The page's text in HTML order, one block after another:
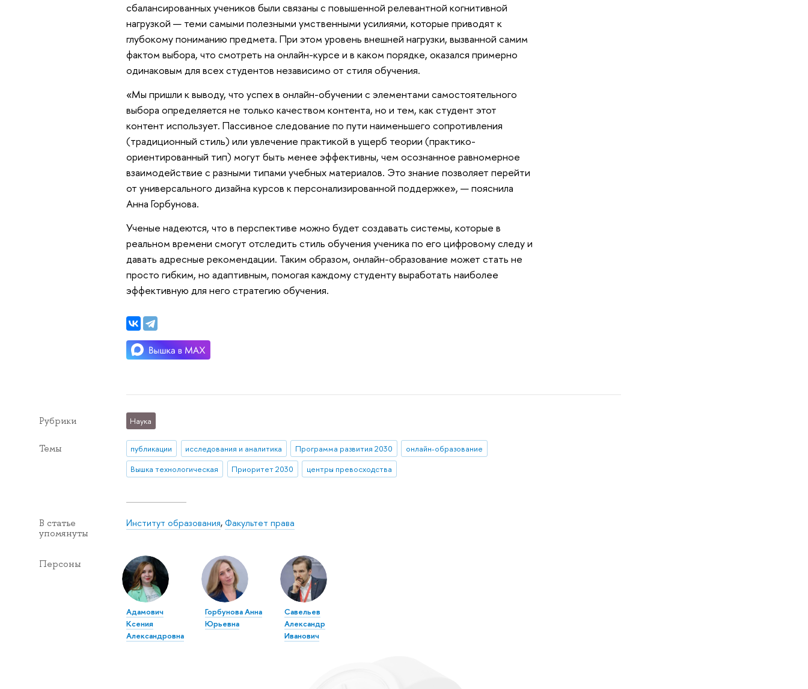
сбалансированных учеников были связаны с повышенной релевантной когнитивной
нагрузкой — теми самыми полезными умственными усилиями, которые приводят к
глубокому пониманию предмета. При этом уровень внешней нагрузки, вызванной самим
фактом выбора, что смотреть на онлайн-курсе и в каком порядке, оказался примерно
одинаковым для всех студентов независимо от стиля обучения.
«Мы пришли к выводу, что успех в онлайн-обучении с элементами самостоятельного
выбора определяется не только качеством контента, но и тем, как студент этот
контент использует. Пассивное следование по пути наименьшего сопротивления
(традиционный стиль) или увлечение практикой в ущерб теории (практико-
ориентированный тип) могут быть менее эффективны, чем осознанное равномерное
взаимодействие с разными типами учебных материалов. Это знание позволяет перейти
от универсального дизайна курсов к персонализированной поддержке», — пояснила
Анна Горбунова.
Ученые надеются, что в перспективе можно будет создавать системы, которые в
реальном времени смогут отследить стиль обучения ученика по его цифровому следу и
давать адресные рекомендации. Таким образом, онлайн-образование может стать не
просто гибким, но адаптивным, помогая каждому студенту выработать наиболее
эффективную для него стратегию обучения.
Рубрики Наука
Темы публикации исследования и аналитика Программа развития 2030
онлайн-образование
Вышка технологическая
Приоритет 2030 центры превосходства
В статье
упомянуты
Институт образования,Факультет права
Персоны
Адамович
Ксения
Александровна
Горбунова Анна
Юрьевна
Савельев
Александр
Иванович